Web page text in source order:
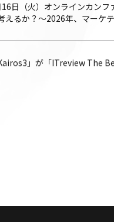
日（火）オンラインカン
えるか？～2026年、マーケ
Kairos3」が「ITreview The